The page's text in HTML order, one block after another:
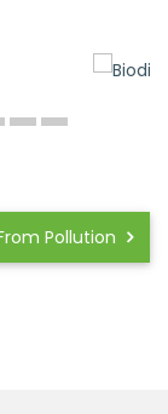
Pollution